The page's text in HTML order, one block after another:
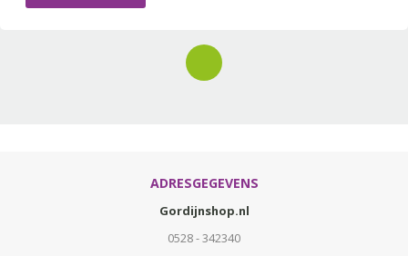
ADRESGEGEVENS
Gordijnshop.nl
0528 - 342340